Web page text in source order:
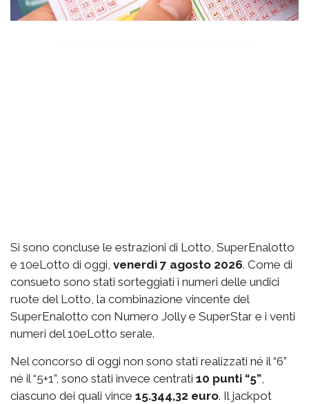
Si sono concluse le estrazioni di Lotto, SuperEnalotto
e 10eLotto di oggi, venerdì 7 agosto 2026. Come di
consueto sono stati sorteggiati i numeri delle undici
ruote del Lotto, la combinazione vincente del
SuperEnalotto con Numero Jolly e SuperStar e i venti
numeri del 10eLotto serale.
Nel concorso di oggi non sono stati realizzati né il “6”
né il “5+1”, sono stati invece centrati 10 punti “5”,
ciascuno dei quali vince 15.344,32 euro. Il jackpot